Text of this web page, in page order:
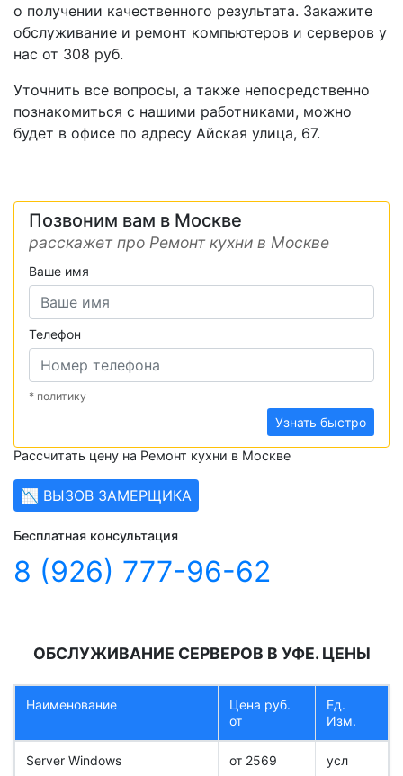
о получении качественного результата. Закажите
обслуживание и ремонт компьютеров и серверов у
нас от 308 руб.
Уточнить все вопросы, а также непосредственно
познакомиться с нашими работниками, можно
будет в офисе по адресу Айская улица, 67.
Позвоним вам в Москве
расскажет про Ремонт кухни в Москве
Ваше имя
Телефон
* политику
Узнать быстро
Рассчитать цену на Ремонт кухни в Москве
📉 ВЫЗОВ ЗАМЕРЩИКА
Бесплатная консультация
8 (926) 777-96-62
ОБСЛУЖИВАНИЕ СЕРВЕРОВ В УФЕ. ЦЕНЫ
Наименование
Цена руб.
от
Ед.
Изм.
Server Windows от 2569 усл